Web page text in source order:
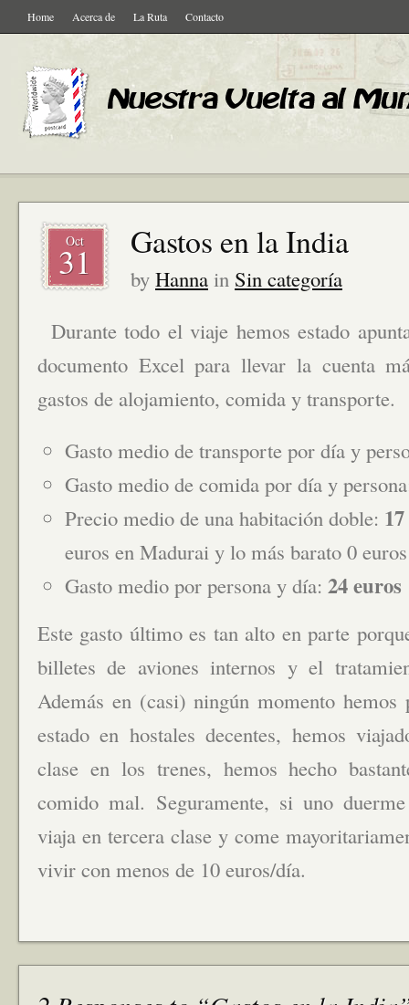
Home Acerca de La Ruta Contacto
Oct
31 Gastos en la India
by Hanna in Sin categoría
Durante todo el viaje hemos estado
documento Excel para llevar la cuenta
gastos de alojamiento, comida y transporte.
Gasto medio de transporte por día y
Gasto medio de comida por día y
Precio medio de una habitación doble:
euros en Madurai y lo más barato 0
Gasto medio por persona y día: 24 euros
Este gasto último es tan alto en parte
billetes de aviones internos y el
Además en (casi) ningún momento hemos
estado en hostales decentes, hemos
clase en los trenes, hemos hecho
comido mal. Seguramente, si uno
viaja en tercera clase y come
vivir con menos de 10 euros/día.